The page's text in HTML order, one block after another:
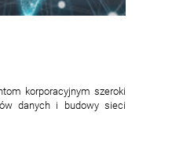
korporacyjnym szeroki
danych i budowy sieci